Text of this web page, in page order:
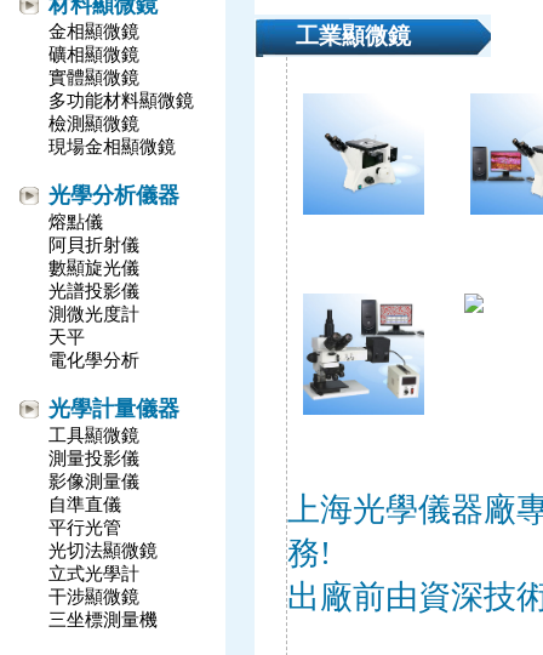
材料顯微鏡
金相顯微鏡
礦相顯微鏡
實體顯微鏡
多功能材料顯微鏡
檢測顯微鏡
現場金相顯微鏡
光學分析儀器
熔點儀
阿貝折射儀
數顯旋光儀
光譜投影儀
測微光度計
天平
電化學分析
光學計量儀器
工具顯微鏡
測量投影儀
影像測量儀
自準直儀
平行光管
光切法顯微鏡
立式光學計
干涉顯微鏡
三坐標測量機
工業顯微鏡
上海光學儀器廠
務!
出廠前由資深技